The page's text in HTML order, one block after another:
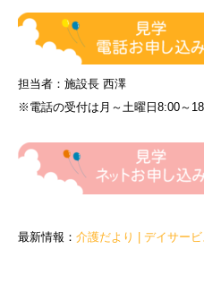
担当者：施設長 西澤
※電話の受付は月～土曜日8:00～
最新情報： 介護だより | デイサー